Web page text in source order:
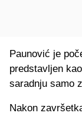
Paunović je
predstavljen
saradnju samo
Nakon